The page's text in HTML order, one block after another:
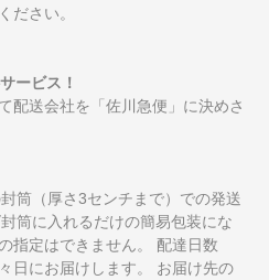
ださい。
ービス！
配送会社を「佐川急便」に決めさ
筒（厚さ3センチまで）での発送
筒に入れるだけの簡易包装にな
指定はできません。 配達日数
日にお届けします。 お届け先の